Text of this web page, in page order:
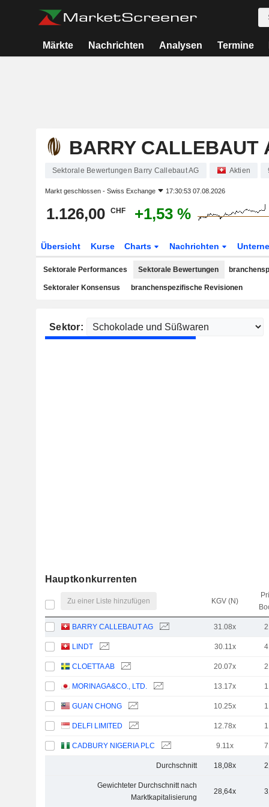
Märkte Nachrichten Analysen Termine
BARRY CALLEBAUT
Sektorale Bewertungen Barry Callebaut AG Aktien
Markt geschlossen - Swiss Exchange 17:30:53 07.08.2026
1.126,00 CHF +1,53 %
Übersicht Kurse Charts Nachrichten
Sektorale Performances Sektorale Bewertungen
Sektoraler Konsensus branchenspezifische Revisionen
Sektor:
Hauptkonkurrenten
Zu einer Liste hinzufügen KGV (N)
BARRY CALLEBAUT AG 31.08x
LINDT 30.11x
CLOETTA AB 20.07x
MORINAGA&CO., LTD. 13.17x
GUAN CHONG 10.25x
DELFI LIMITED 12.78x
CADBURY NIGERIA PLC 9.11x
Durchschnitt 18,08x
Gewichteter Durchschnitt nach
Marktkapitalisierung
28,64x